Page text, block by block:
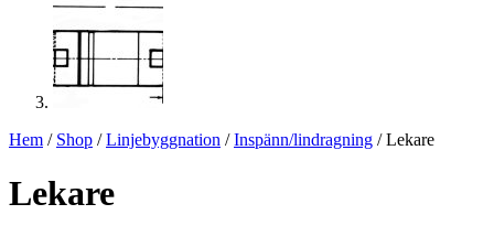
Hem / Shop /Linjebyggnation /Inspänn/lindragning / Lekare
Lekare